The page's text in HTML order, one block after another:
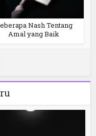
Nash Tentang
Amal yang Baik